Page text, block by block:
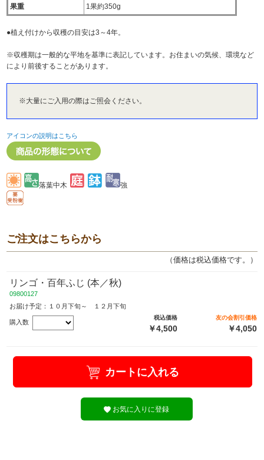
果重
1果約350g
●植え付けから収穫の目安は3～4年。
※収穫期は一般的な平地を基準に表記しています。お住まいの気候、環境など
により前後することがあります。
※大量にご入用の際はご照会ください。
アイコンの説明はこちら
落葉中木 強
ご注文はこちらから
（価格は税込価格です。）
リンゴ・百年ふじ (本／秋)
09800127
お届け予定：１０月下旬～ １２月下旬
購入数
税込価格
￥4,500
友の会割引価格
￥4,050
カートに入れる
お気に入りに登録